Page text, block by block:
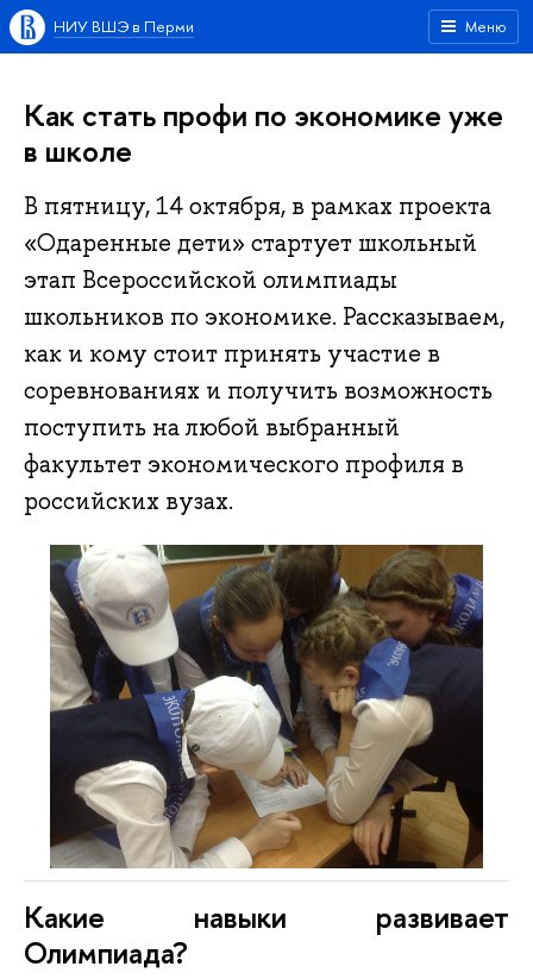
Меню
НИУ ВШЭ в Перми
Как стать профи по экономике уже
в школе
В пятницу, 14 октября, в рамках проекта
«Одаренные дети» стартует школьный
этап Всероссийской олимпиады
школьников по экономике. Рассказываем,
как и кому стоит принять участие в
соревнованиях и получить возможность
поступить на любой выбранный
факультет экономического профиля в
российских вузах.
Какие навыки развивает
Олимпиада?